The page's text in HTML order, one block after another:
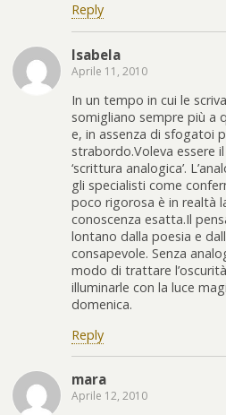
Reply
Isabela
Aprile 11, 2010
In un tempo in cui le
somigliano sempre più a
e, in assenza di sfogatoi
strabordo.Voleva essere
‘scrittura analogica’.
gli specialisti come
poco rigorosa è in realtà
conoscenza esatta.Il
lontano dalla poesia e
consapevole. Senza
modo di trattare
illuminarle con la luce
domenica.
Reply
mara
Aprile 12, 2010